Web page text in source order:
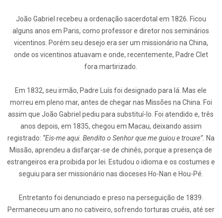
João Gabriel recebeu a ordenação sacerdotal em 1826. Ficou
alguns anos em Paris, como professor e diretor nos seminários
vicentinos. Porém seu desejo era ser um missionário na China,
onde os vicentinos atuavam e onde, recentemente, Padre Clet
fora martirizado.
Em 1832, seu irmão, Padre Luís foi designado para lá. Mas ele
morreu em pleno mar, antes de chegar nas Missões na China. Foi
assim que João Gabriel pediu para substituí-lo. Foi atendido e, três
anos depois, em 1835, chegou em Macau, deixando assim
registrado: “Eis-me aqui. Bendito o Senhor que me guiou e trouxe”. Na
Missão, aprendeu a disfarçar-se de chinês, porque a presença de
estrangeiros era proibida por lei. Estudou o idioma e os costumes e
seguiu para ser missionário nas dioceses Ho-Nan e Hou-Pé.
Entretanto foi denunciado e preso na perseguição de 1839.
Permaneceu um ano no cativeiro, sofrendo torturas cruéis, até ser